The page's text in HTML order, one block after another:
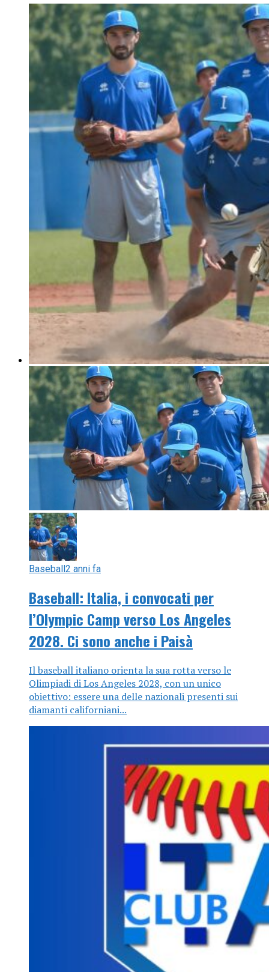
Baseball 2 anni fa
Baseball: Italia, i convocati per
l’Olympic Camp verso Los Angeles
2028. Ci sono anche i Paisà
Il baseball italiano orienta la sua rotta verso le
Olimpiadi di Los Angeles 2028, con un unico
obiettivo: essere una delle nazionali presenti sui
diamanti californiani...